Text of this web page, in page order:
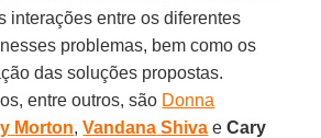
interações entre os diferentes
problemas, bem como os
das soluções propostas.
entre outros, são Donna
Morton,Vandana Shiva eCary